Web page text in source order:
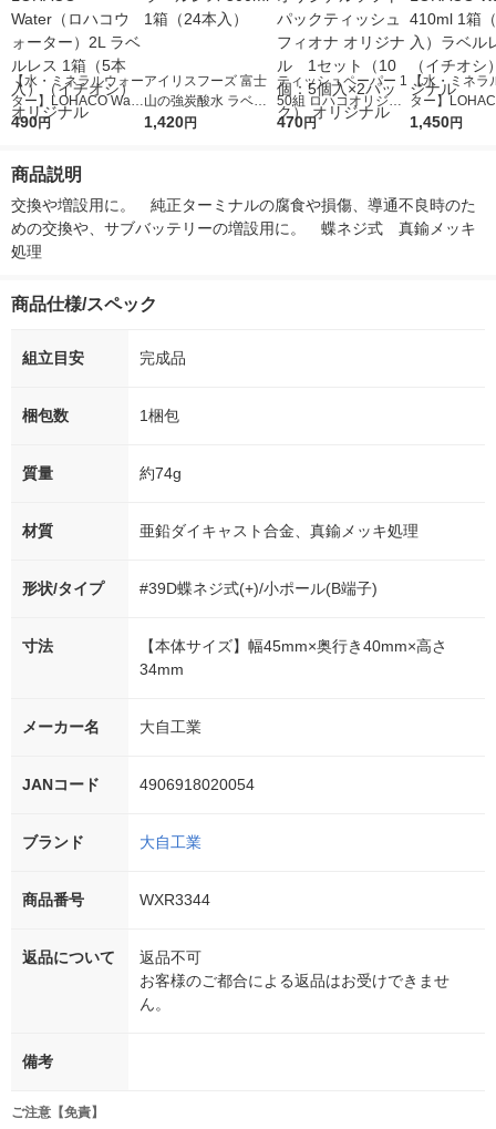
【水・ミネラルウォー
ター】LOHACO Wate
r（ロハコウォータ
シ） オリジナル
490円
アイリスフーズ 富士
山の強炭酸水 ラベル
レス 500ml 1箱（24
1,420円
ティッシュペーパー 1
50組 ロハコオリジナ
ルソフトパックティッ
オリジナル
470円
【水・ミネラ
ター】
r 410ml 1箱（
1,450円
商品説明
交換や増設用に。　純正ターミナルの腐食や損傷、導通不良時のた
めの交換や、サブバッテリーの増設用に。　蝶ネジ式　真鍮メッキ
処理
商品仕様/スペック
組立目安 完成品
梱包数 1梱包
質量 約74g
材質 亜鉛ダイキャスト合金、真鍮メッキ処理
形状/タイプ #39D蝶ネジ式(+)/小ポール(B端子)
寸法
【本体サイズ】幅45mm×奥行き40mm×高さ
34mm
メーカー名 大自工業
JANコード 4906918020054
ブランド 大自工業
商品番号 WXR3344
返品について
返品不可
お客様のご都合による返品はお受けできませ
ん。
備考
ご注意【免責】